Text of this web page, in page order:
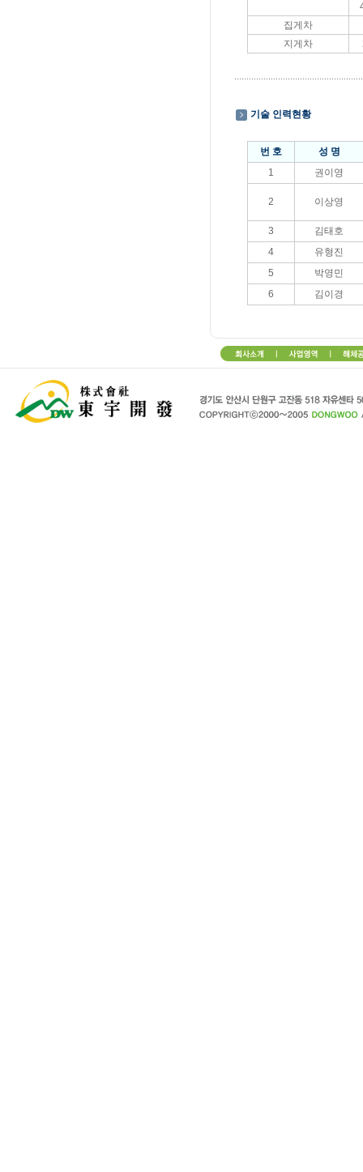
집게차
지게차
기술 인력현황
번 호
성 명
1
권이영
2 이상영
3
김태호
4
유형진
5
박영민
6
김이경